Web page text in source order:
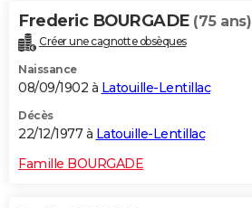
Frederic BOURGADE (75 ans)
Créer une cagnotte obsèques
Naissance
08/09/1902 à Latouille-Lentillac
Décès
22/12/1977 à Latouille-Lentillac
Famille BOURGADE